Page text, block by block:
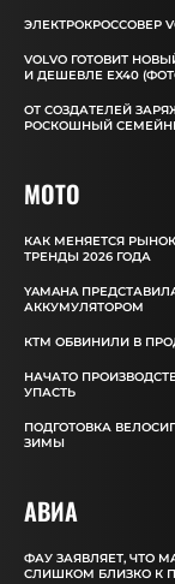
ЭЛЕКТРОКРОССОВЕР
VOLVO ГОТОВИТ
И ДЕШЕВЛЕ EX40
ОТ СОЗДАТЕЛЕЙ
РОСКОШНЫЙ
MOTO
КАК МЕНЯЕТСЯ
ТРЕНДЫ 2026 ГОДА
YAMAHA
АККУМУЛЯТОРОМ
КТМ ОБВИНИЛИ В
НАЧАТО
УПАСТЬ
ПОДГОТОВКА
ЗИМЫ
АВИА
ФАУ ЗАЯВЛЯЕТ, ЧТО
СЛИШКОМ БЛИЗКО К